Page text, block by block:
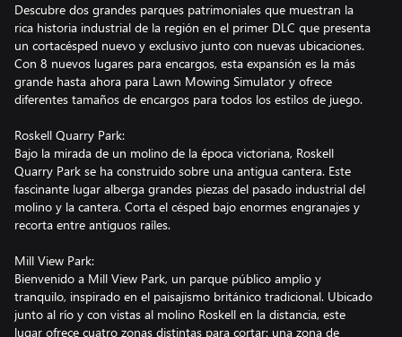
Descubre dos grandes parques patrimoniales que muestran la
rica historia industrial de la región en el primer DLC que presenta
un cortacésped nuevo y exclusivo junto con nuevas ubicaciones.
Con 8 nuevos lugares para encargos, esta expansión es la más
grande hasta ahora para Lawn Mowing Simulator y ofrece
diferentes tamaños de encargos para todos los estilos de juego.
Roskell Quarry Park:
Bajo la mirada de un molino de la época victoriana, Roskell
Quarry Park se ha construido sobre una antigua cantera. Este
fascinante lugar alberga grandes piezas del pasado industrial del
molino y la cantera. Corta el césped bajo enormes engranajes y
recorta entre antiguos raíles.
Mill View Park:
Bienvenido a Mill View Park, un parque público amplio y
tranquilo, inspirado en el paisajismo británico tradicional. Ubicado
junto al río y con vistas al molino Roskell en la distancia, este
lugar ofrece cuatro zonas distintas para cortar: una zona de